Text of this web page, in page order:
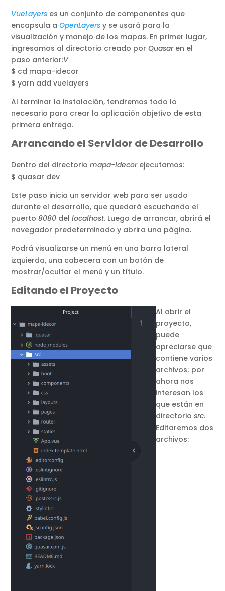
VueLayers es un conjunto de componentes que
encapsula aOpenLayers y se usará para la
visualización y manejo de los mapas. En primer lugar,
ingresamos al directorio creado porQuasaren el
paso anterior:V
$ cd mapa-idecor
$ yarn add vuelayers
Al terminar la instalación, tendremos todo lo
necesario para crear la aplicación objetivo de esta
primera entrega.
Arrancando el Servidor de Desarrollo
Dentro del directoriomapa-idecorejecutamos:
$ quasar dev
Este paso inicia un servidor web para ser usado
durante el desarrollo, que quedará escuchando el
puerto8080 dellocalhost. Luego de arrancar, abrirá el
navegador predeterminado y abrira una página.
Podrá visualizarse un menú en una barra lateral
izquierda, una cabecera con un botón de
mostrar/ocultar el menú y un título.
Editando el Proyecto
Al abrir el
proyecto,
puede
apreciarse que
contiene varios
archivos; por
ahora nos
interesan los
que están en
directoriosrc.
Editaremos dos
archivos: